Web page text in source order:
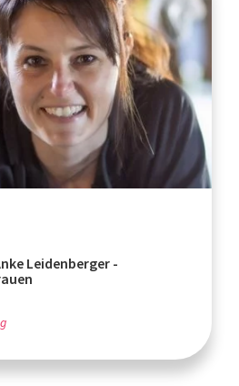
Leidenberger -